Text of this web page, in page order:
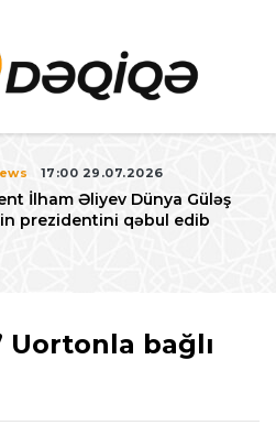
17:00 29.07.2026
İlham Əliyev Dünya Güləş
prezidentini qəbul edib
Uortonla bağlı